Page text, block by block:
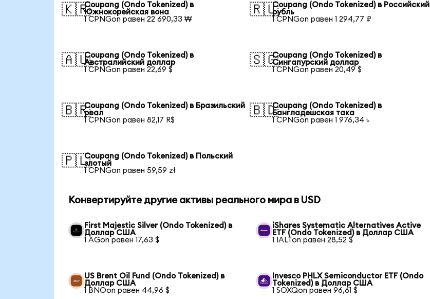
🇰🇷Coupang (Ondo Tokenized) в
Южнокорейская вона
1 CPNGon равен 22 690,33 ₩
🇷🇺Coupang (Ondo Tokenized) в Российский
рубль
1 CPNGon равен 1 294,77 ₽
🇦🇺Coupang (Ondo Tokenized) в
Австралийский доллар
1 CPNGon равен 22,69 $
🇸🇬Coupang (Ondo Tokenized) в
Сингапурский доллар
1 CPNGon равен 20,49 $
🇧🇷Coupang (Ondo Tokenized) в Бразильский
реал
1 CPNGon равен 82,17 R$
🇧🇩Coupang (Ondo Tokenized) в
Бангладешская така
1 CPNGon равен 1 976,34 ৳
🇵🇱Coupang (Ondo Tokenized) в Польский
злотый
1 CPNGon равен 59,59 zł
Конвертируйте другие активы реального мира в USD
First Majestic Silver (Ondo Tokenized) в
Доллар США
1 AGon равен 17,63 $
iShares Systematic Alternatives Active
ETF (Ondo Tokenized) в Доллар США
1 IALTon равен 28,52 $
US Brent Oil Fund (Ondo Tokenized) в
Доллар США
1 BNOon равен 44,96 $
Invesco PHLX Semiconductor ETF (Ondo
Tokenized) в Доллар США
1 SOXQon равен 96,61 $